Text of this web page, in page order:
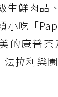
生鮮肉品
小吃「
的康普
拉利樂